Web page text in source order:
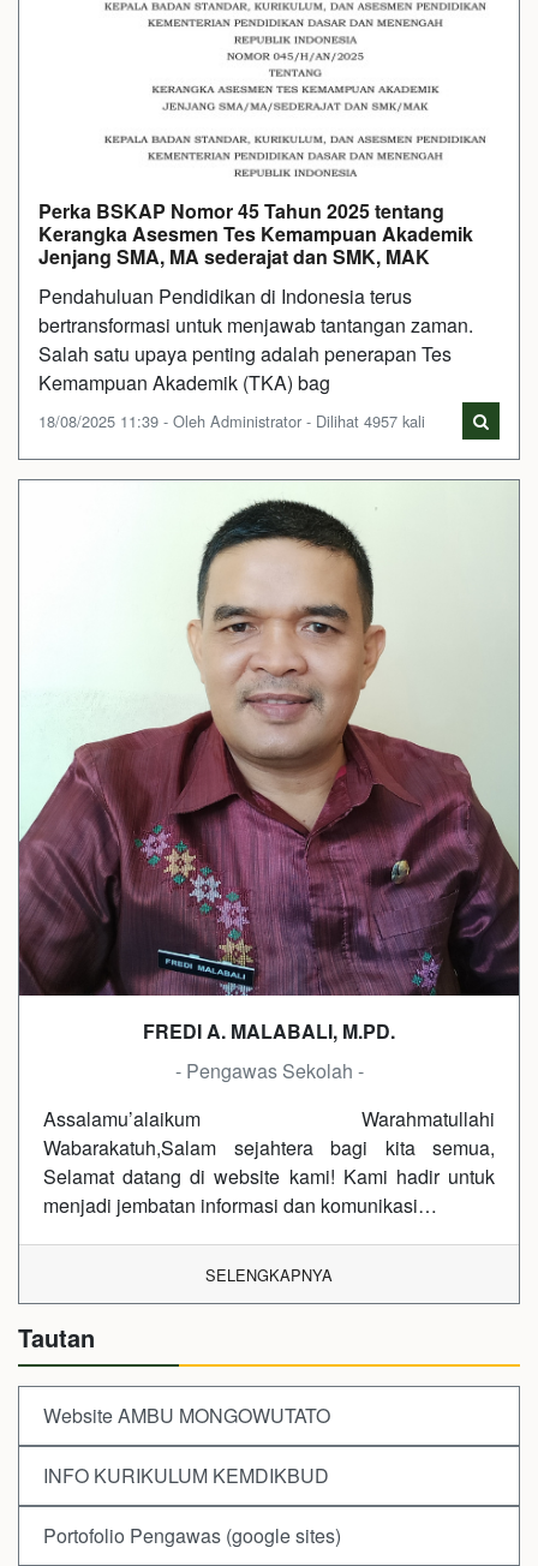
Perka BSKAP Nomor 45 Tahun 2025 tentang
Kerangka Asesmen Tes Kemampuan Akademik
Jenjang SMA, MA sederajat dan SMK, MAK
Pendahuluan Pendidikan di Indonesia terus
bertransformasi untuk menjawab tantangan zaman.
Salah satu upaya penting adalah penerapan Tes
Kemampuan Akademik (TKA) bag
18/08/2025 11:39 - Oleh Administrator - Dilihat 4957 kali
FREDI A. MALABALI, M.PD.
- Pengawas Sekolah -
Assalamu’alaikum Warahmatullahi
Wabarakatuh,Salam sejahtera bagi kita semua,
Selamat datang di website kami! Kami hadir untuk
menjadi jembatan informasi dan komunikasi…
SELENGKAPNYA
Tautan
Website AMBU MONGOWUTATO
INFO KURIKULUM KEMDIKBUD
Portofolio Pengawas (google sites)